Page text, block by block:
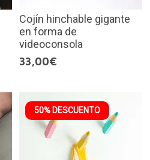
Cojín hinchable gigante
en forma de
videoconsola
33,00€
50% DESCUENTO